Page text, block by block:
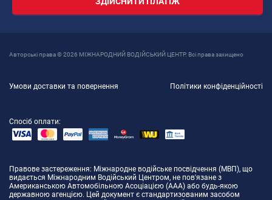
Авторські права © 2026 МІЖНАРОДНИЙ ВОДІЙСЬКИЙ ЦЕНТР. Всі права захищено
Умови доставки та повернення Політики конфіденційності
Спосіб оплати:
Правове застереження: Міжнародне водійське посвідчення (МВП), що
видається Міжнародним Водійський Центром, не пов'язане з
Американською Автомобільною Асоціацією (AAA) або будь-якою
державною агенцією. Цей документ є стандартизованим засобом